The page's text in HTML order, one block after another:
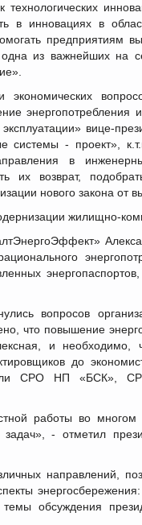
в инновациях в
предприятиям
из важнейших на
вице-
системы - проект»,
в
их возврат,
нового закона от
жилищно-
вопросов
что повышение
и необходимо,
до
СРО НП
работы во многом
- отметил
направлений,
обсуждения